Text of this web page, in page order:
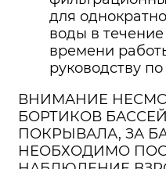
для
воды в
времени
руководству
ВНИМАНИЕ
БОРТИКОВ
ПОКРЫВАЛА, ЗА
НЕОБХОДИМО